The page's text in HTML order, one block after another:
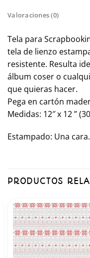
Valoraciones (0)
Tela para
tela de lienzo
resistente. Resulta
álbum coser o
que quieras hacer.
Pega en cartón
Medidas: 12″ x 12 ”
Estampado: Una cara.
PRODUCTOS